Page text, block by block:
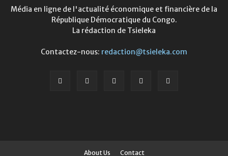
Média en ligne de l'actualité économique et financière de la
République Démocratique du Congo.
La rédaction de Tsieleka
Contactez-nous: redaction@tsieleka.com
About Us Contact